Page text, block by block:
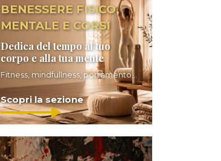
BENESSERE FISICO,
MENTALE E CORSI
Dedica del tempo al tuo
corpo e alla tua mente
Fitness, mindfullness, portamento...
Scopri la sezione